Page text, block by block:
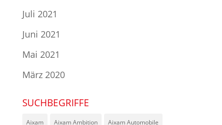
Juli 2021
Juni 2021
Mai 2021
März 2020
SUCHBEGRIFFE
Aixam Aixam Ambition Aixam Automobile